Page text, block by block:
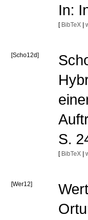
In:
[ BibTeX|
[Scho12d]
S.
[ BibTeX|
[Wer12]